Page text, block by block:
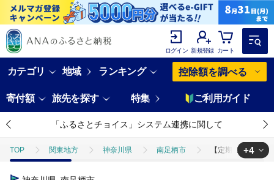
ログイン 新規登録 カート
カテゴリ 地域 ランキング 控除額を調べる
寄付額 旅先を探す 特集 ご利用ガイド
「ふるさとチョイス」システム連携に関して
TOP 関東地方 神奈川県 南足柄市 【定期便月9ヶ月
TOP
+4